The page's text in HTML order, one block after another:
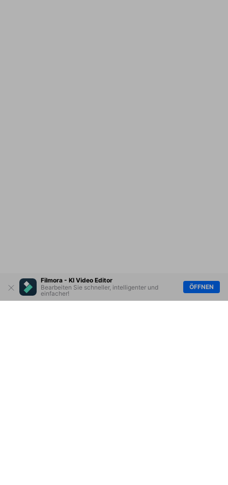
Filmora - KI Video Editor
Bearbeiten Sie schneller, intelligenter und
einfacher!
ÖFFNEN